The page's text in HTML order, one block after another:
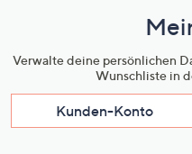
Verwalte deine persönlichen
Wunschliste in
Kunden-Konto